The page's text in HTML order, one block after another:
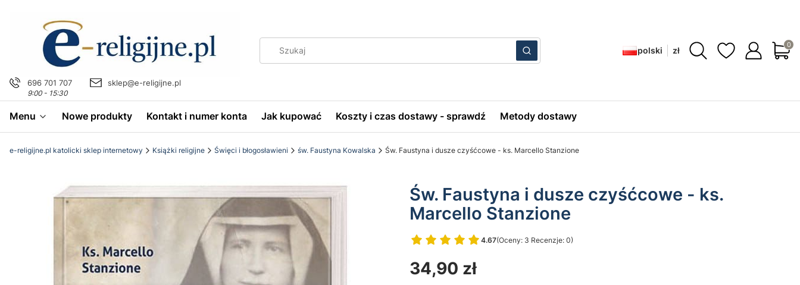
696 701 707
9:00 - 15:30
sklep@e-religijne.pl
WyczyśćSzukaj polski zł
Menu Nowe produkty Kontakt i numer konta Jak kupować Koszty i czas dostawy - sprawdź Metody dostawy
e-religijne.pl katolicki sklep internetowy Książki religijne Święci i błogosławieni św. Faustyna Kowalska Św. Faustyna i dusze czyśćcowe - ks. Marcello Stanzione
Św. Faustyna i dusze czyśćcowe - ks.
Marcello Stanzione
4.67(Oceny: 3 Recenzje: 0)
Przejdź do sekcji Opinie
Cena
34,90 zł